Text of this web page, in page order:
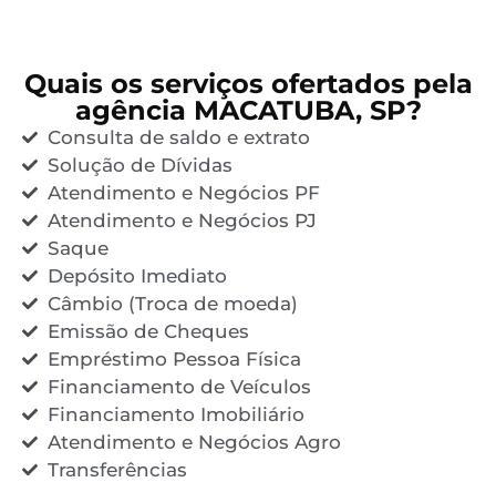
Quais os serviços ofertados pela
agência MACATUBA, SP?
Consulta de saldo e extrato
Solução de Dívidas
Atendimento e Negócios PF
Atendimento e Negócios PJ
Saque
Depósito Imediato
Câmbio (Troca de moeda)
Emissão de Cheques
Empréstimo Pessoa Física
Financiamento de Veículos
Financiamento Imobiliário
Atendimento e Negócios Agro
Transferências